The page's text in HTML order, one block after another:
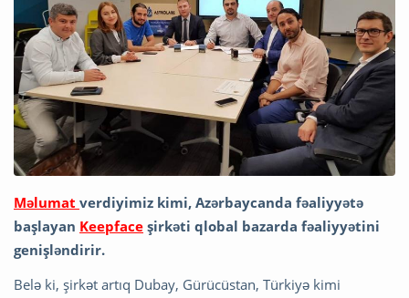
Məlumat verdiyimiz kimi, Azərbaycanda fəaliyyətə
başlayan Keepface şirkəti qlobal bazarda fəaliyyətini
genişləndirir.
Belə ki, şirkət artıq Dubay, Gürücüstan, Türkiyə kimi